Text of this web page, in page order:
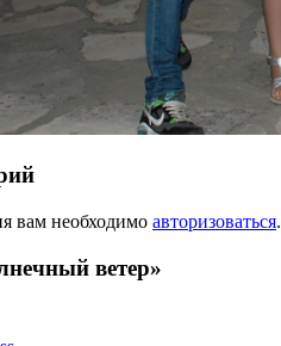
вам необходимо авторизоваться.
ветер»